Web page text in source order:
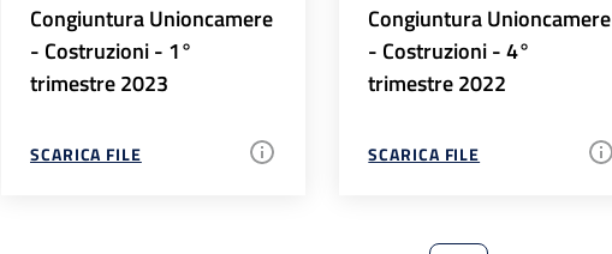
Congiuntura Unioncamere
- Costruzioni - 1°
trimestre 2023
SCARICA FILE
Congiuntura Unioncamere
- Costruzioni - 4°
trimestre 2022
SCARICA FILE